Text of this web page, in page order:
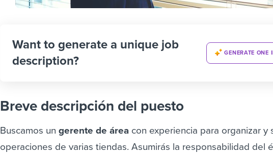
Want to generate a unique job
description?
GENERATE ONE
Breve descripción del puesto
Buscamos ungerente de área con experiencia para organizar y
operaciones de varias tiendas. Asumirás la responsabilidad del